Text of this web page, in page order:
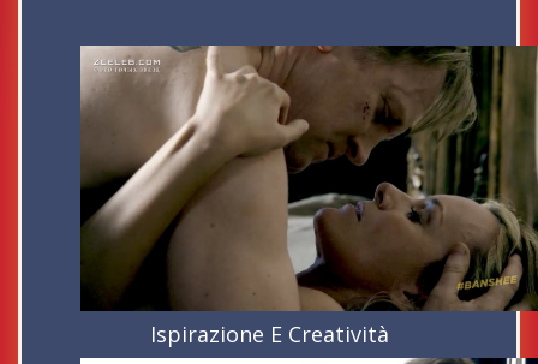
Ispirazione E Creatività